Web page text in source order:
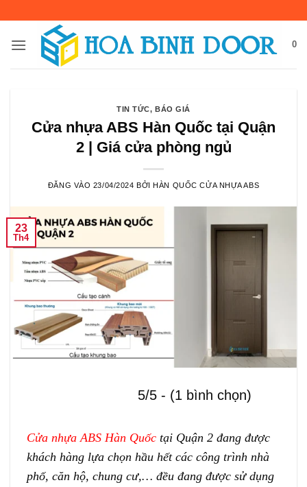
nội
0
TIN TỨC,BÁO GIÁ
Cửa nhựa ABS Hàn Quốc tại Quận
2 | Giá cửa phòng ngủ
ĐĂNG VÀO 23/04/2024 BỞIHÀN QUỐC CỬA NHỰA ABS
23
Th4
5/5 - (1 bình chọn)
Cửa nhựa ABS Hàn Quốc tại Quận 2 đang được
khách hàng lựa chọn hầu hết các công trình nhà
phố, căn hộ, chung cư,… đều đang được sử dụng